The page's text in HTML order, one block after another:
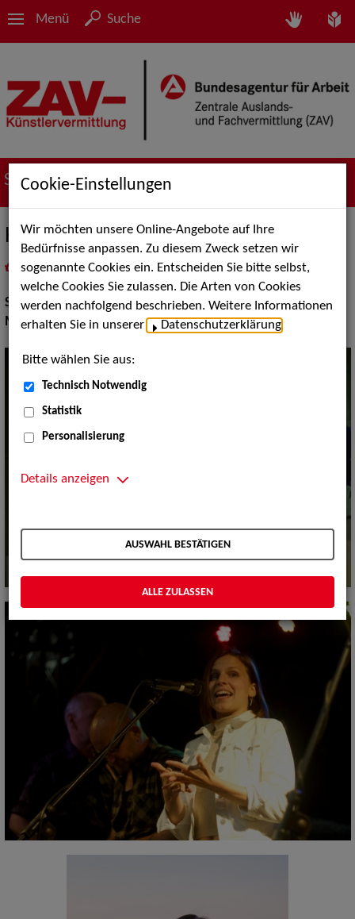
Menü Suche
Suche nach Künstler*innen
Halada Moderation
als PDF speichern
inMeine Merklistelegen
Show:Moderation
Moderation:Moderator / Moderatorin
Cookie-Einstellungen
Wir möchten unsere Online-Angebote auf Ihre
Bedürfnisse anpassen. Zu diesem Zweck setzen wir
sogenannte Cookies ein. Entscheiden Sie bitte selbst,
welche Cookies Sie zulassen. Die Arten von Cookies
werden nachfolgend beschrieben. Weitere Informationen
erhalten Sie in unserer
Datenschutzerklärung
Bitte wählen Sie aus:
Technisch Notwendig
Statistik
Personalisierung
Details anzeigen
AUSWAHL BESTÄTIGEN
ALLE ZULASSEN